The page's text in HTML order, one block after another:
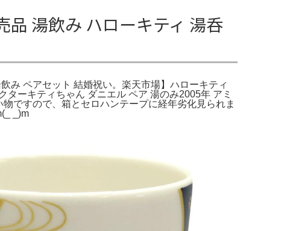
品 湯飲み ハローキティ 湯呑
み ペアセット 結婚祝い。楽天市場】ハローキティ
ーキティちゃん ダニエル ペア 湯のみ2005年 アミ
すので、箱とセロハンテープに経年劣化見られま
_)m